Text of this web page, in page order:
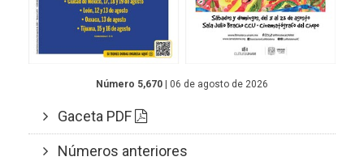
Número 5,670 | 06 de agosto de 2026
Gaceta PDF
Números anteriores